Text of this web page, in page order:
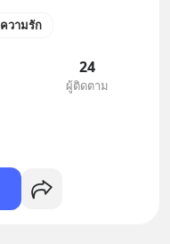
ความรัก
24
ผู้ติดตาม